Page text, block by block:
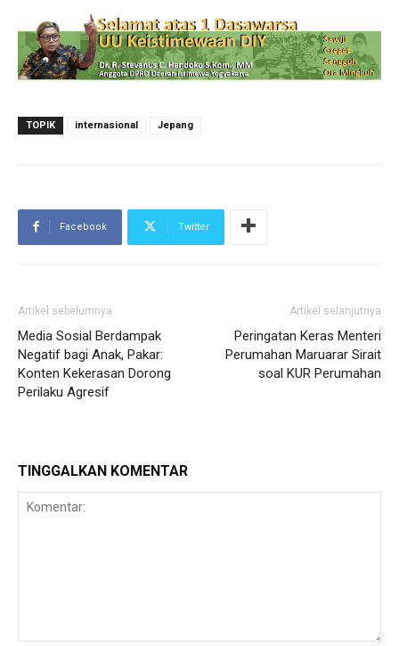
TOPIK internasional Jepang
Facebook Twitter
Artikel sebelumnya
Media Sosial Berdampak
Negatif bagi Anak, Pakar:
Konten Kekerasan Dorong
Perilaku Agresif
Artikel selanjutnya
Peringatan Keras Menteri
Perumahan Maruarar Sirait
soal KUR Perumahan
TINGGALKAN KOMENTAR